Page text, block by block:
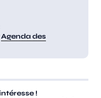
Agenda des
!